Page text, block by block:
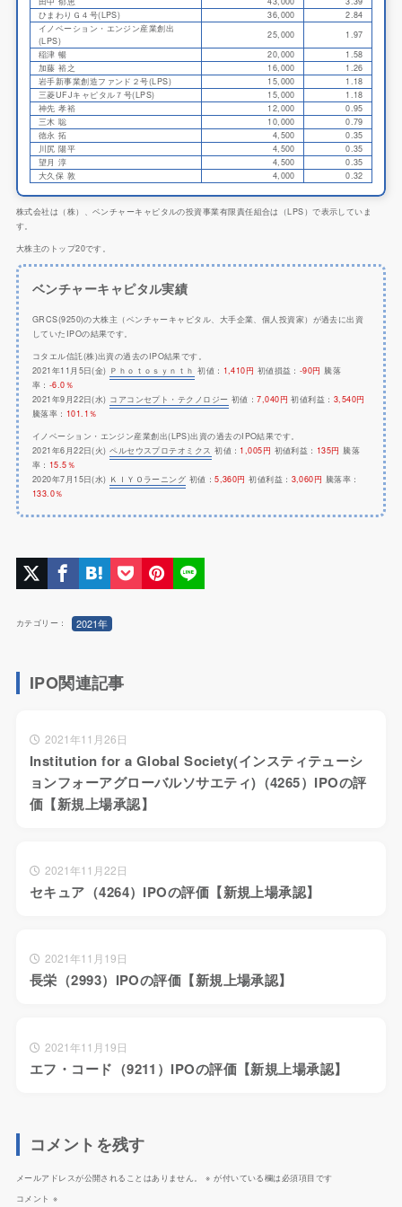
ひまわりＧ４号(LPS)
36,000
2.84
イノベーション・エンジン産業創出
(LPS)
25,000
1.97
稲津 暢
20,000
1.58
加藤 裕之
16,000
1.26
岩手新事業創造ファンド２号(LPS)
15,000
1.18
三菱UFJキャピタル７号(LPS)
15,000
1.18
神先 孝裕
12,000
0.95
三木 聡
10,000
0.79
徳永 拓
4,500
0.35
川尻 陽平
4,500
0.35
望月 淳
4,500
0.35
大久保 敦
4,000 0.32
株式会社は（株）、ベンチャーキャピタルの投資事業有限責任組合は（LPS）で表示していま
す。
大株主のトップ20です。
ベンチャーキャピタル実績
GRCS(9250)の大株主（ベンチャーキャピタル、大手企業、個人投資家）が過去に出資
していたIPOの結果です。
コタエル信託(株)出資の過去のIPO結果です。
2021年11月5日(金) Ｐｈｏｔｏｓｙｎｔｈ 初値： 1,410円 初値損益： -90円 騰落
率： -6.0％
2021年9月22日(水) コアコンセプト・テクノロジー 初値：7,040円 初値利益： 3,540円
騰落率： 101.1％
イノベーション・エンジン産業創出(LPS)出資の過去のIPO結果です。
2021年6月22日(火)ペルセウスプロテオミクス 初値： 1,005円 初値利益： 135円 騰落
率： 15.5％
2020年7月15日(水) ＫＩＹＯラーニング 初値：5,360円 初値利益： 3,060円 騰落率：
133.0％
カテゴリー： 2021年
IPO関連記事
2021年11月26日
Institution for a Global Society(インスティテューシ
ョンフォーアグローバルソサエティ)（4265）IPOの評
価【新規上場承認】
2021年11月22日
セキュア（4264）IPOの評価【新規上場承認】
2021年11月19日
長栄（2993）IPOの評価【新規上場承認】
2021年11月19日
エフ・コード（9211）IPOの評価【新規上場承認】
コメントを残す
メールアドレスが公開されることはありません。 ※ が付いている欄は必須項目です
コメント※